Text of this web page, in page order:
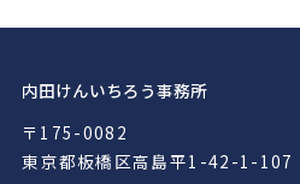
内田けんいちろう事務所
〒175-0082
東京都板橋区高島平1-42-1-107